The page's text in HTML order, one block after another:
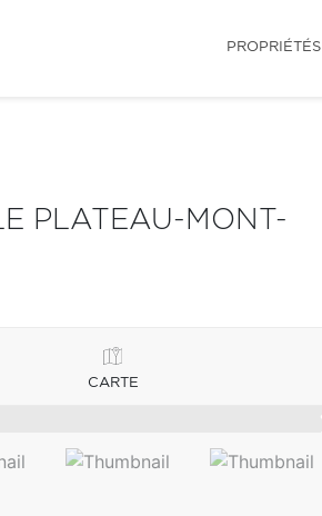
PROPRIÉTÉS
PLATEAU-MONT-
CARTE